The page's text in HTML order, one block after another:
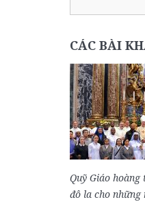
CÁC BÀI
Quỹ Giáo
đô la cho những